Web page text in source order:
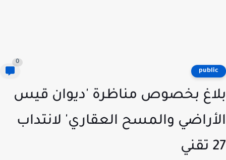
بخصوص مناظرة 'ديوان قيس
والمسح العقاري' لانتداب